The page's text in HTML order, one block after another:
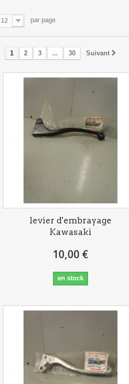
12 par page
1 2 3 ... 30 Suivant
levier d'embrayage
Kawasaki
10,00 €
en stock